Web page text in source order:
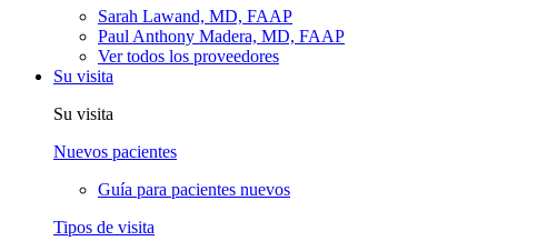
Sarah Lawand, MD, FAAP
Paul Anthony Madera, MD, FAAP
Ver todos los proveedores
Su visita
Su visita
Nuevos pacientes
Guía para pacientes nuevos
Tipos de visita